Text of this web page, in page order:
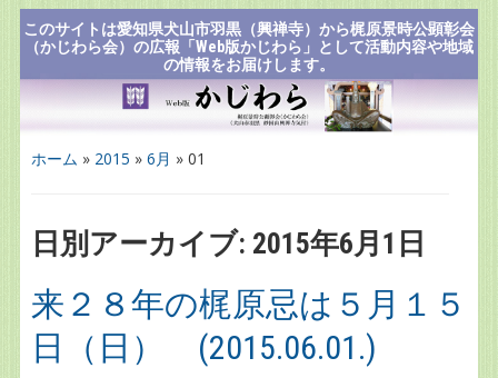
このサイトは愛知県犬山市羽黒（興禅寺）から梶原景時公顕彰会
（かじわら会）の広報「Web版かじわら」として活動内容や地域
の情報をお届けします。
ホーム » 2015 » 6月 » 01
日別アーカイブ: 2015年6月1日
来２８年の梶原忌は５月１５
日（日） (2015.06.01.)